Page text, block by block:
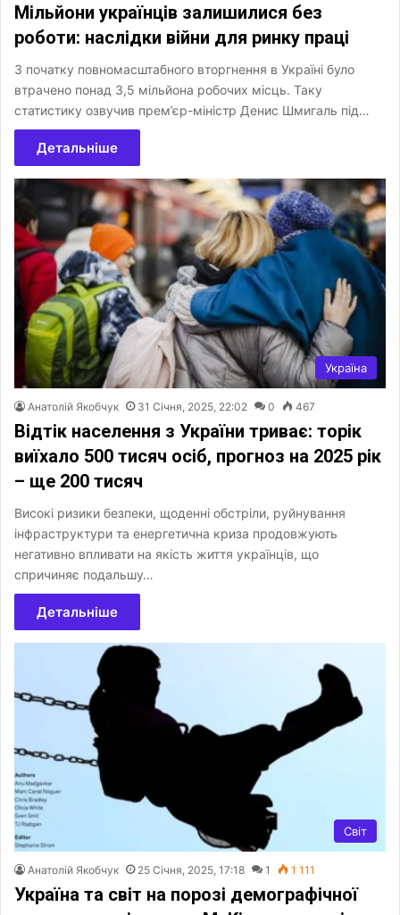
Мільйони українців залишилися без
роботи: наслідки війни для ринку праці
З початку повномасштабного вторгнення в Україні було
втрачено понад 3,5 мільйона робочих місць. Таку
статистику озвучив прем’єр-міністр Денис Шмигаль під…
Детальніше
Україна
Анатолій Якобчук 31 Січня, 2025, 22:02 0 467
Відтік населення з України триває: торік
виїхало 500 тисяч осіб, прогноз на 2025 рік
– ще 200 тисяч
Високі ризики безпеки, щоденні обстріли, руйнування
інфраструктури та енергетична криза продовжують
негативно впливати на якість життя українців, що
спричиняє подальшу…
Детальніше
Світ
Анатолій Якобчук 25 Січня, 2025, 17:18 1 1 111
Україна та світ на порозі демографічної